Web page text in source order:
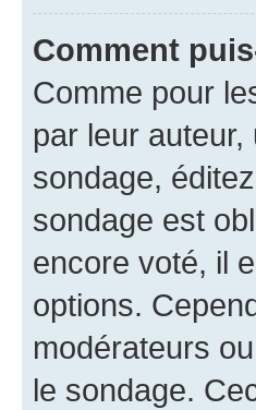
Comment
Comme pour
par leur
sondage,
sondage est
encore voté, il
options.
modérateurs
le sondage.